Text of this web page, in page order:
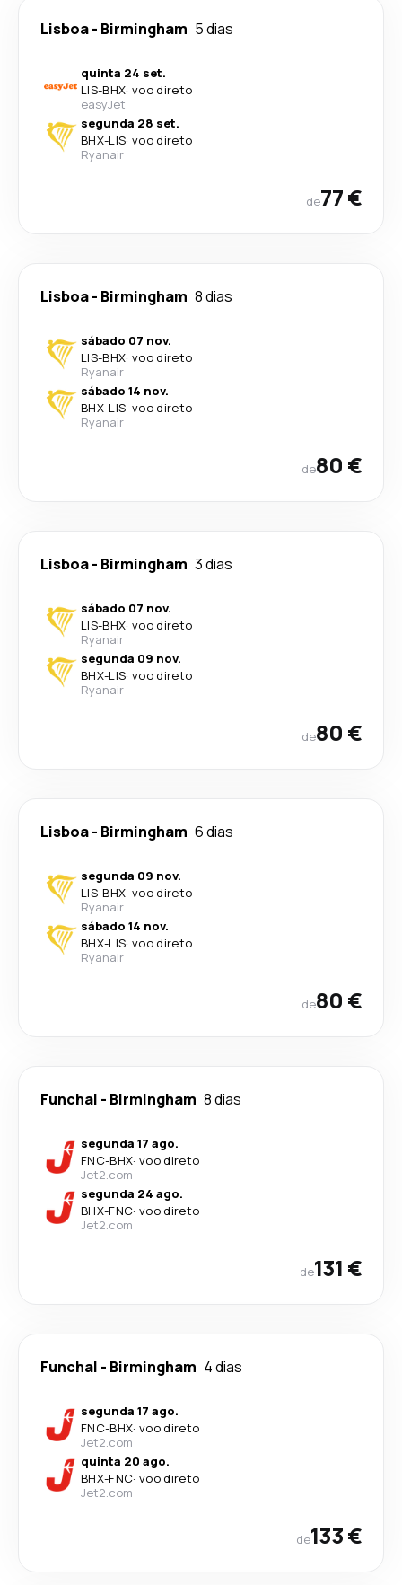
Lisboa- Birmingham 5 dias
quinta 24 set.
LIS-BHX· voo direto
easyJet
segunda 28 set.
BHX-LIS· voo direto
Ryanair
de77 €
Lisboa- Birmingham 8 dias
sábado 07 nov.
LIS-BHX· voo direto
Ryanair
sábado 14 nov.
BHX-LIS· voo direto
Ryanair
de80 €
Lisboa- Birmingham 3 dias
sábado 07 nov.
LIS-BHX· voo direto
Ryanair
segunda 09 nov.
BHX-LIS· voo direto
Ryanair
de80 €
Lisboa- Birmingham 6 dias
segunda 09 nov.
LIS-BHX· voo direto
Ryanair
sábado 14 nov.
BHX-LIS· voo direto
Ryanair
de80 €
Funchal - Birmingham 8 dias
segunda 17 ago.
FNC-BHX· voo direto
Jet2.com
segunda 24 ago.
BHX-FNC· voo direto
Jet2.com
de131 €
Funchal - Birmingham 4 dias
segunda 17 ago.
FNC-BHX· voo direto
Jet2.com
quinta 20 ago.
BHX-FNC· voo direto
Jet2.com
de133 €